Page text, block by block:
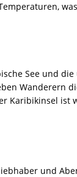
See und
Wanderern
Karibikinsel
und